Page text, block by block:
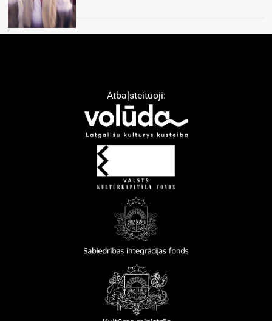
Atbaļsteituoji: